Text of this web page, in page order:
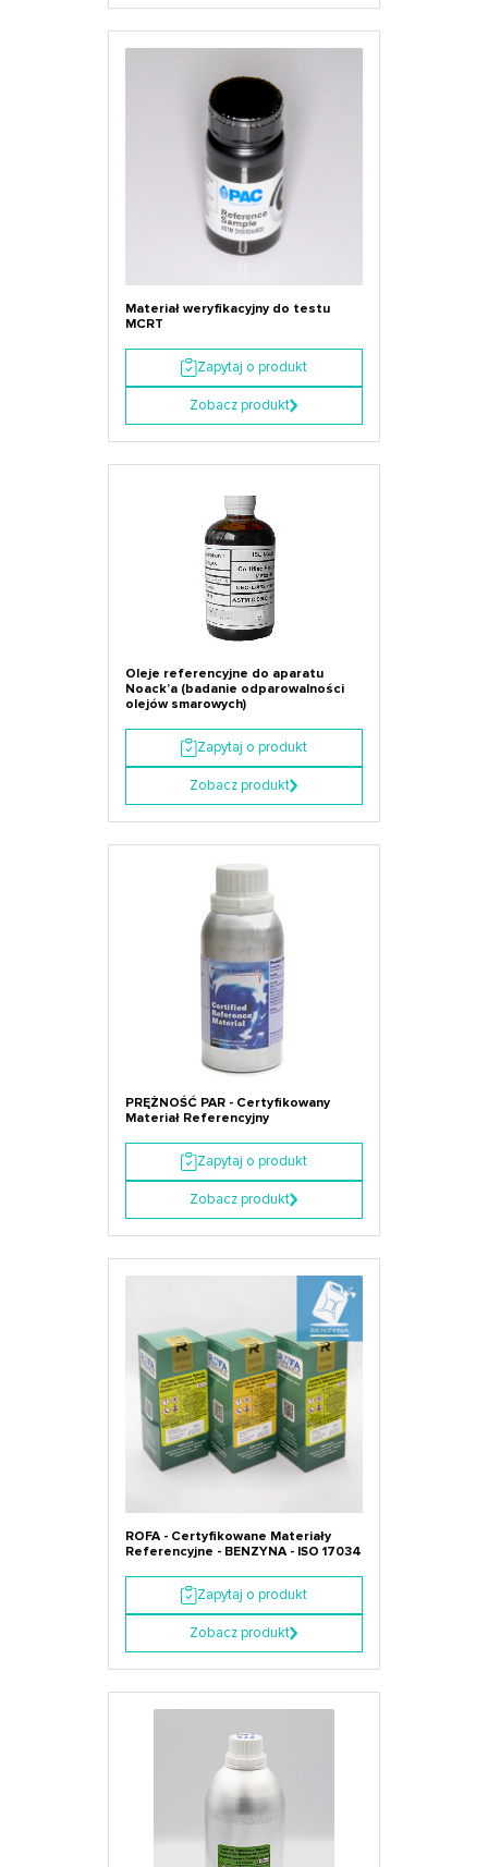
Materiał weryfikacyjny do testu
MCRT
Zapytaj o produkt
Zobacz produkt
Oleje referencyjne do aparatu
Noack’a (badanie odparowalności
olejów smarowych)
Zapytaj o produkt
Zobacz produkt
PRĘŻNOŚĆ PAR - Certyfikowany
Materiał Referencyjny
Zapytaj o produkt
Zobacz produkt
ROFA - Certyfikowane Materiały
Referencyjne - BENZYNA - ISO 17034
Zapytaj o produkt
Zobacz produkt